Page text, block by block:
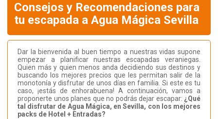
Consejos y Recomendaciones para
tu escapada a Agua Mágica Sevilla
Dar la bienvenida al buen tiempo a nuestras vidas supone
empezar a planificar nuestras escapadas veraniegas.
Quien más y quien menos anda decidiendo sus destinos y
buscando los mejores precios que les permitan salir de la
monotonía y disfrutar de unos días en familia. Si este es tu
caso, ¡estás de enhorabuena! A continuación, vamos a
proponerte unos planes que no podrás dejar escapar: ¿Qué
tal disfrutar de Agua Mágica, en Sevilla, con los mejores
packs de Hotel + Entradas?